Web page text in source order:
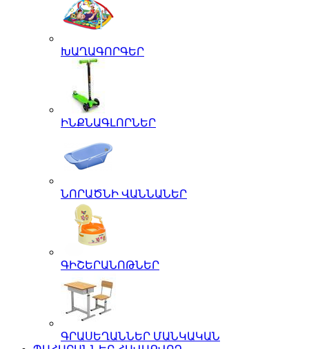
ԽԱՂԱԳՈՐԳԵՐ
ԻՆՔՆԱԳԼՈՐՆԵՐ
ՆՈՐԱԾՆԻ ՎԱՆՆԱՆԵՐ
ԳԻՇԵՐԱՆՈԹՆԵՐ
ԳՐԱՍԵՂԱՆՆԵՐ ՄԱՆԿԱԿԱՆ